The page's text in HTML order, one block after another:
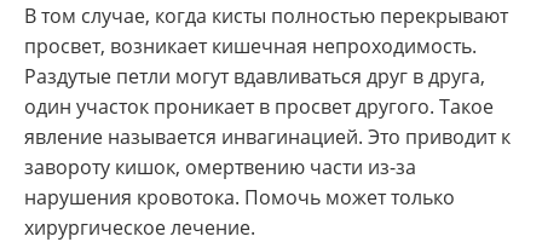
В том случае, когда кисты полностью перекрывают
просвет, возникает кишечная непроходимость.
Раздутые петли могут вдавливаться друг в друга,
один участок проникает в просвет другого. Такое
явление называется инвагинацией. Это приводит к
завороту кишок, омертвению части из-за
нарушения кровотока. Помочь может только
хирургическое лечение.